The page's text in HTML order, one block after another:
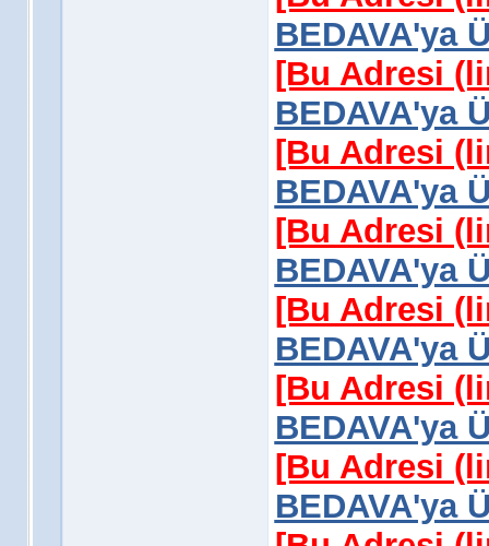
BEDAVA'ya
[Bu Adresi
BEDAVA'ya
[Bu Adresi
BEDAVA'ya
[Bu Adresi
BEDAVA'ya
[Bu Adresi
BEDAVA'ya
[Bu Adresi
BEDAVA'ya
[Bu Adresi
BEDAVA'ya